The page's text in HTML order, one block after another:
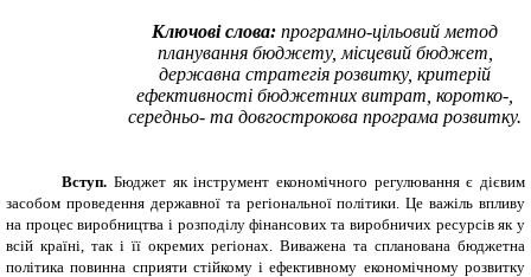
Ключові слова: програмно-цільовий метод
планування бюджету, місцевий бюджет,
державна стратегія розвитку, критерій
ефективності бюджетних витрат, коротко-,
середньо- та довгострокова програма розвитку.
Вступ. Бюджет як інструмент економічного регулювання є дієвим
засобом проведення державної та регіональної політики. Це важіль впливу
на процес виробництва і розподілу фінансових та виробничих ресурсів як у
всій країні, так і її окремих регіонах. Виважена та спланована бюджетна
політика повинна сприяти стійкому і ефективному економічному розвитку